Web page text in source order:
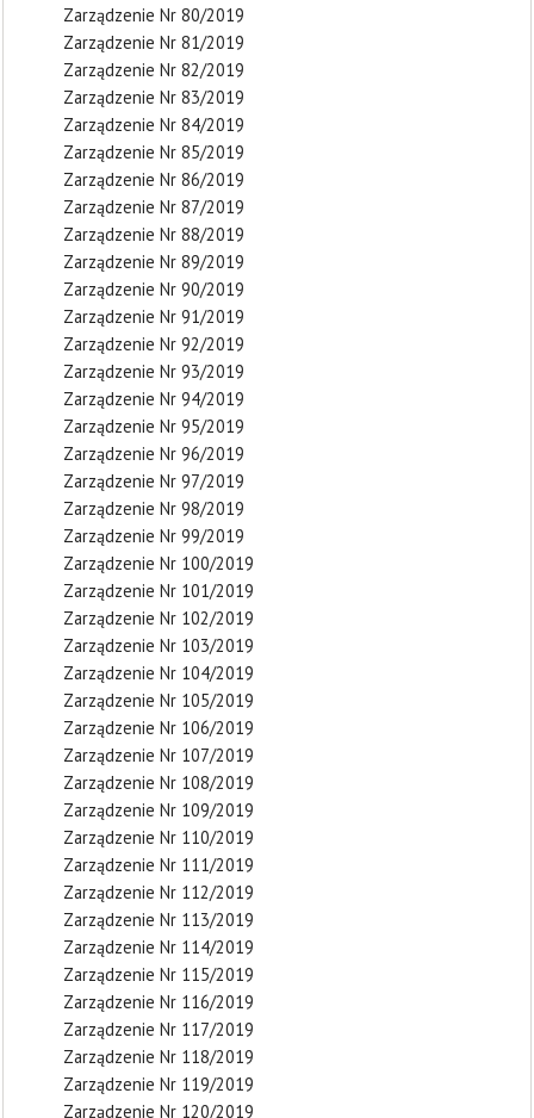
Zarządzenie Nr 80/2019
Zarządzenie Nr 81/2019
Zarządzenie Nr 82/2019
Zarządzenie Nr 83/2019
Zarządzenie Nr 84/2019
Zarządzenie Nr 85/2019
Zarządzenie Nr 86/2019
Zarządzenie Nr 87/2019
Zarządzenie Nr 88/2019
Zarządzenie Nr 89/2019
Zarządzenie Nr 90/2019
Zarządzenie Nr 91/2019
Zarządzenie Nr 92/2019
Zarządzenie Nr 93/2019
Zarządzenie Nr 94/2019
Zarządzenie Nr 95/2019
Zarządzenie Nr 96/2019
Zarządzenie Nr 97/2019
Zarządzenie Nr 98/2019
Zarządzenie Nr 99/2019
Zarządzenie Nr 100/2019
Zarządzenie Nr 101/2019
Zarządzenie Nr 102/2019
Zarządzenie Nr 103/2019
Zarządzenie Nr 104/2019
Zarządzenie Nr 105/2019
Zarządzenie Nr 106/2019
Zarządzenie Nr 107/2019
Zarządzenie Nr 108/2019
Zarządzenie Nr 109/2019
Zarządzenie Nr 110/2019
Zarządzenie Nr 111/2019
Zarządzenie Nr 112/2019
Zarządzenie Nr 113/2019
Zarządzenie Nr 114/2019
Zarządzenie Nr 115/2019
Zarządzenie Nr 116/2019
Zarządzenie Nr 117/2019
Zarządzenie Nr 118/2019
Zarządzenie Nr 119/2019
Zarządzenie Nr 120/2019